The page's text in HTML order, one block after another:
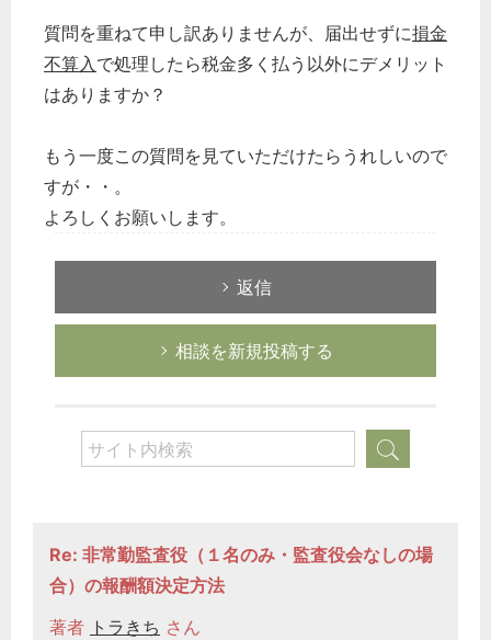
質問を重ねて申し訳ありませんが、届出せずに損金
不算入で処理したら税金多く払う以外にデメリット
はありますか？
もう一度この質問を見ていただけたらうれしいので
すが・・。
よろしくお願いします。
返信
相談を新規投稿する
Re: 非常勤監査役（１名のみ・監査役会なしの場
合）の報酬額決定方法
著者 トラきち さん